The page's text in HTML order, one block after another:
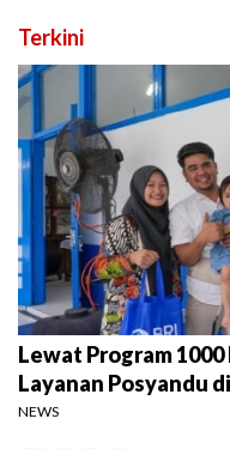
Terkini
Lewat Program 1000
Layanan Posyandu
NEWS